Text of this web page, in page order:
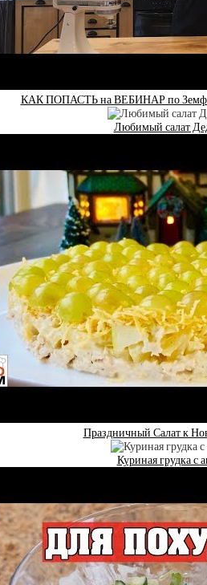
КАК ПОПАСТЬ на ВЕБИНАР по
Любимый салат
Праздничный Салат к
Куриная грудка с